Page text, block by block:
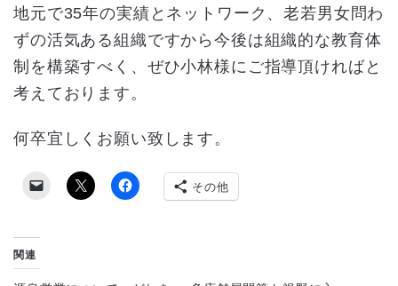
地元で35年の実績とネットワーク、老若男女問わ
ずの活気ある組織ですから今後は組織的な教育体
制を構築すべく、ぜひ小林様にご指導頂ければと
考えております。
何卒宜しくお願い致します。
その他
関連